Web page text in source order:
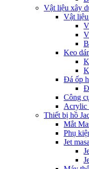
Vật liệu xây
Vật
Keo
Đá ốp
Công
Acrylic
Thiết bị hồ
Mắt
Phụ
Jet